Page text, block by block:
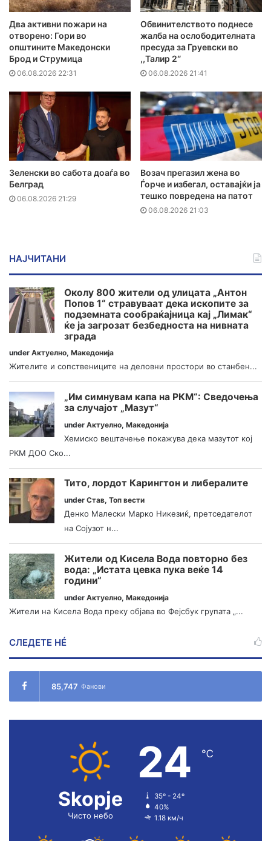
Два активни пожари на
отворено: Гори во
општините Македонски
Брод и Струмица
06.08.2026 22:31
Обвинителството поднесе
жалба на ослободителната
пресуда за Груевски во
,,Талир 2″
06.08.2026 21:41
Зеленски во сабота доаѓа во
Белград
06.08.2026 21:29
Возач прегазил жена во
Ѓорче и избегал, оставајќи ја
тешко повредена на патот
06.08.2026 21:03
НАЈЧИТАНИ
Околу 800 жители од улицата „Антон
Попов 1“ стравуваат дека ископите за
подземната сообраќајница кај „Лимак“
ќе ја загрозат безбедноста на нивната
зграда
under Актуелно, Македонија
Жителите и сопствениците на деловни простори во станбен...
„Им симнувам капа на РКМ“: Сведочења
за случајот „Мазут“
under Актуелно, Македонија
Хемиско вештачење покажува дека мазутот кој
РКМ ДОО Ско...
Тито, лордот Карингтон и либералите
under Став, Топ вести
Денко Малески Марко Никезиќ, претседателот
на Сојузот н...
Жители од Кисела Вода повторно без
вода: „Истата цевка пука веќе 14
години“
under Актуелно, Македонија
Жители на Кисела Вода преку објава во Фејсбук групата „...
СЛЕДЕТЕ НÉ
85,747 Фанови
Skopje
Чисто небо
24 ℃
35º - 24º
40%
1.18 км/ч